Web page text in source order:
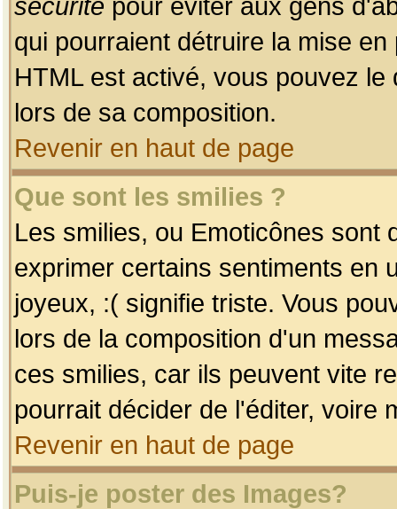
qui pourraient détruire la mise
HTML est activé, vous pouvez
lors de sa composition.
Revenir en haut de page
Que sont les smilies ?
Les smilies, ou Emoticônes sont
exprimer certains sentiments en
joyeux, :( signifie triste. Vous
lors de la composition d'un
ces smilies, car ils peuvent vite
pourrait décider de l'éditer, voire
Revenir en haut de page
Puis-je poster des Images?